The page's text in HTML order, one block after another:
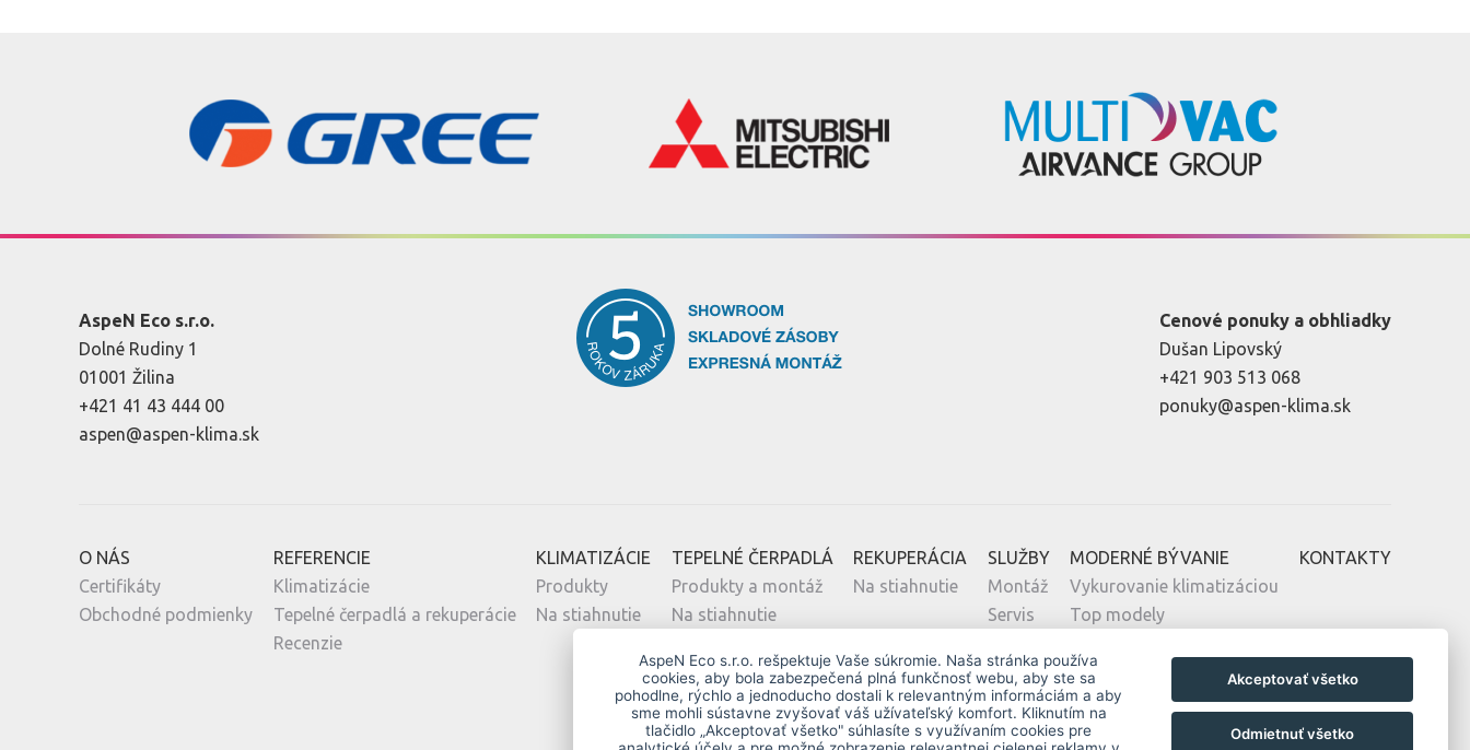
AspeN Eco s.r.o.
Dolné Rudiny 1
01001 Žilina
+421 41 43 444 00
aspen@aspen-klima.sk
Cenové ponuky a obhliadky
Dušan Lipovský
+421 903 513 068
ponuky@aspen-klima.sk
O NÁS
Certifikáty
Obchodné podmienky
REFERENCIE
Klimatizácie
Tepelné čerpadlá a rekuperácie
Recenzie
KLIMATIZÁCIE
Produkty
Na stiahnutie
TEPELNÉ ČERPADLÁ
Produkty a montáž
Na stiahnutie
REKUPERÁCIA
Na stiahnutie
SLUŽBY
Montáž
Servis
MODERNÉ BÝVANIE
Vykurovanie klimatizáciou
Top modely
Zelená domácnostiam
Obnov Dom
KONTAKTY
AspeN Eco s.r.o. rešpektuje Vaše súkromie. Naša stránka používa
cookies, aby bola zabezpečená plná funkčnosť webu, aby ste sa
pohodlne, rýchlo a jednoducho dostali k relevantným informáciám a aby
sme mohli sústavne zvyšovať váš užívateľský komfort. Kliknutím na
tlačidlo „Akceptovať všetko" súhlasíte s využívaním cookies pre
Akceptovať všetko
Odmietnuť všetko